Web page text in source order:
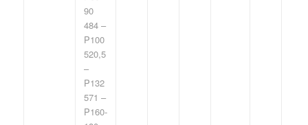
90
484 –
P100
520,5
–
P132
571 –
P160-